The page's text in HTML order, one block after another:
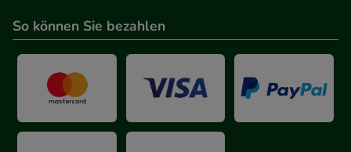
So können Sie bezahlen